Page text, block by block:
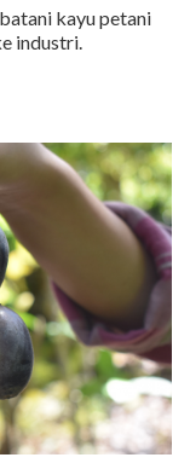
kayu petani
industri.